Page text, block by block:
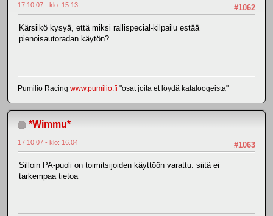
#1062
17.10.07 - klo: 15.13
Kärsiikö kysyä, että miksi rallispecial-kilpailu estää
pienoisautoradan käytön?
Pumilio Racing www.pumilio.fi "osat joita et löydä kataloogeista"
*Wimmu*
#1063
17.10.07 - klo: 16.04
Silloin PA-puoli on toimitsijoiden käyttöön varattu. siitä ei
tarkempaa tietoa